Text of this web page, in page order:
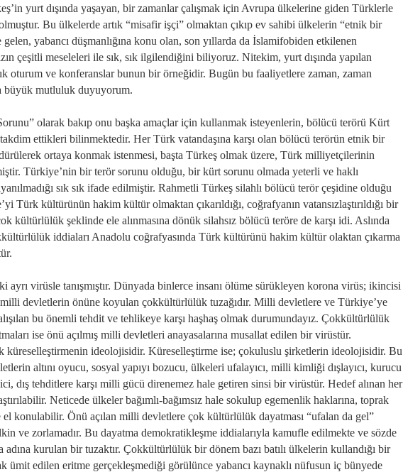
yurt dışında yaşayan, bir zamanlar çalışmak için Avrupa ülkelerine giden Türklerle
Bu ülkelerde artık “misafir işçi” olmaktan çıkıp ev sahibi ülkelerin “etnik bir
yabancı düşmanlığına konu olan, son yıllarda da İslamifobiden etkilenen
çeşitli meseleleri ile sık, sık ilgilendiğini biliyoruz. Nitekim, yurt dışında yapılan
oturum ve konferanslar bunun bir örneğidir. Bugün bu faaliyetlere zaman, zaman
büyük mutluluk duyuyorum.
olarak bakıp onu başka amaçlar için kullanmak isteyenlerin, bölücü terörü Kürt
ettikleri bilinmektedir. Her Türk vatandaşına karşı olan bölücü terörün etnik bir
ortaya konmak istenmesi, başta Türkeş olmak üzere, Türk milliyetçilerinin
Türkiye’nin bir terör sorunu olduğu, bir kürt sorunu olmada yeterli ve haklı
sık sık ifade edilmiştir. Rahmetli Türkeş silahlı bölücü terör çeşidine olduğu
Türk kültürünün hakim kültür olmaktan çıkarıldığı, coğrafyanın vatansızlaştırıldığı bir
kültürlülük şeklinde ele alınmasına dönük silahsız bölücü teröre de karşı idi. Aslında
iddiaları Anadolu coğrafyasında Türk kültürünü hakim kültür olaktan çıkarma
ayrı virüsle tanışmıştır. Dünyada binlerce insanı ölüme sürükleyen korona virüs; ikincisi
milli devletlerin önüne koyulan çokkültürlülük tuzağıdır. Milli devletlere ve Türkiye’ye
bu önemli tehdit ve tehlikeye karşı haşhaş olmak durumundayız. Çokkültürlülük
ise önü açılmış milli devletleri anayasalarına musallat edilen bir virüstür.
küreselleştirmenin ideolojisidir. Küreselleştirme ise; çokuluslu şirketlerin ideolojisidir. Bu
altını oyucu, sosyal yapıyı bozucu, ülkeleri ufalayıcı, milli kimliği dışlayıcı, kurucu
dış tehditlere karşı milli gücü direnemez hale getiren sinsi bir virüstür. Hedef alınan her
Neticede ülkeler bağımlı-bağımsız hale sokulup egemenlik haklarına, toprak
konulabilir. Önü açılan milli devletlere çok kültürlülük dayatması “ufalan da gel”
ve zorlamadır. Bu dayatma demokratikleşme iddialarıyla kamufle edilmekte ve sözde
adına kurulan bir tuzaktır. Çokkültürlülük bir dönem bazı batılı ülkelerin kullandığı bir
ümit edilen eritme gerçekleşmediği görülünce yabancı kaynaklı nüfusun iç bünyede